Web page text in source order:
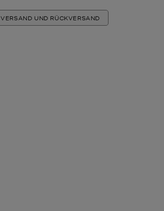
VERSAND UND RÜCKVERSAND